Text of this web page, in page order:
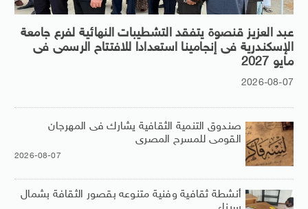
عبد العزيز قنصوة يتفقد التشطيبات النهائية لفرع جامعة
الإسكندرية فى إنجامينا استعدادا للافتتاح الرسمى فى
مايو 2027
2026-08-07
صندوق التنمية الثقافية يشارك فى المهرجان
القومى للمسرح المصرى
2026-08-07
أنشطة ثقافية وفنية متنوعه بقصور الثقافة بشمال